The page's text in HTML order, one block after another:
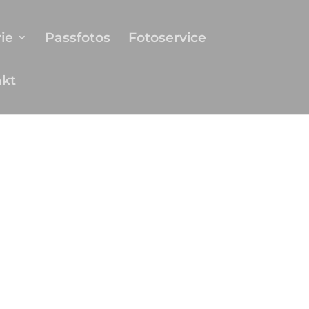
Passfotos Fotoservice